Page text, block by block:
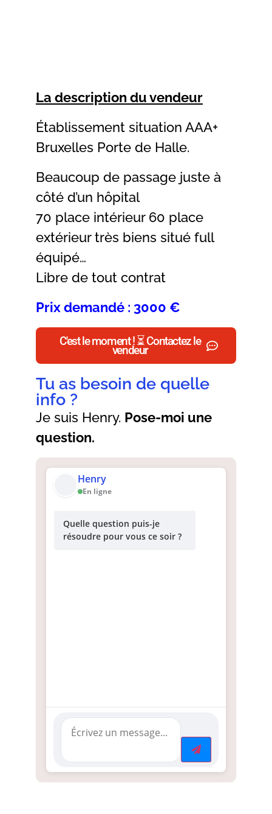
La description du vendeur
Établissement situation AAA+
Bruxelles Porte de Halle.
Beaucoup de passage juste à
côté d’un hôpital
70 place intérieur 60 place
extérieur très biens situé full
équipé…
Libre de tout contrat
Prix demandé : 3000 €
C'est le moment ! ⏳ Contactez le
vendeur
Henry
En ligne
Quelle question puis-je
résoudre pour vous ce soir ?
Je suis Henry. Pose-moi une
question.
Tu as besoin de quelle
info ?